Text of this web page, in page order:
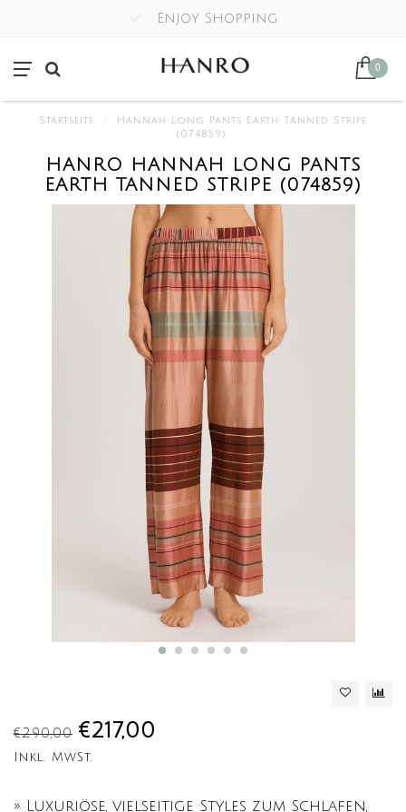
Enjoy Shopping
0
Startseite
Hannah Long Pants Earth Tanned Stripe
(074859)
HANRO HANNAH LONG PANTS
EARTH TANNED STRIPE (074859)
€290,00 €217,00
Inkl. MwSt.
» Luxuriöse, vielseitige Styles zum Schlafen,